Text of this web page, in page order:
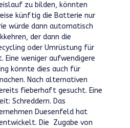
zu bilden, könnten
künftig die Batterie nur
würde dann automatisch
der dann die
oder Umrüstung für
weniger aufwendigere
könnte dies auch für
Nach alternativen
fieberhaft gesucht. Eine
Schreddern. Das
Duesenfeld hat
Die Zugabe von